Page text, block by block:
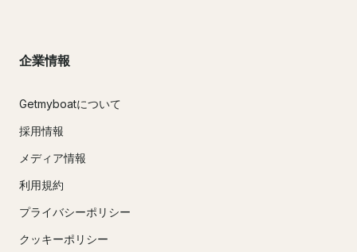
企業情報
Getmyboatについて
採用情報
メディア情報
利用規約
プライバシーポリシー
クッキーポリシー